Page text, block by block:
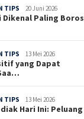
TIPS 20 Juni 2026
Dikenal Paling Boros
TIPS 13 Mei 2026
yang Dapat
TIPS 13 Mei 2026
Hari Ini: Peluang